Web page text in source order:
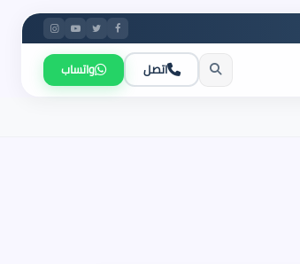
اتصل واتساب